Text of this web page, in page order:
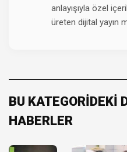
anlayışıyla özel
üreten dijital yayın
BU KATEGORİDEKİ
HABERLER